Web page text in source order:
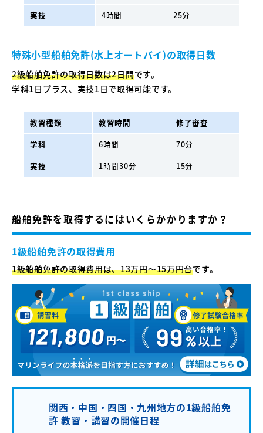
実技
4時間 25分
特殊小型船舶免許(水上オートバイ)の取得日数
2級船舶免許の取得日数は2日間です。
学科1日プラス、実技1日で取得可能です。
教習種類 教習時間
修了審査
学科
6時間
70分
実技
1時間30分 15分
船舶免許を取得するにはいくらかかりますか？
1級船舶免許の取得費用
1級船舶免許の取得費用は、13万円〜15万円台です。
関西・中国・四国・九州地方の1級船舶免
許 教習・講習の開催日程